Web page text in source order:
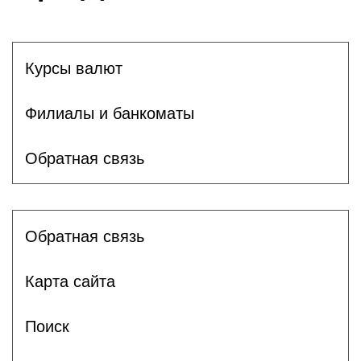
Курсы валют
Филиалы и банкоматы
Обратная связь
Обратная связь
Карта сайта
Поиск